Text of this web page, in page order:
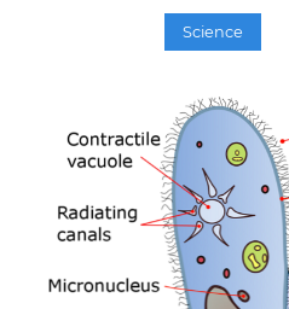
Science